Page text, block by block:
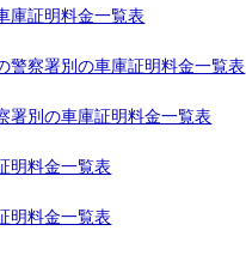
庫証明料金一覧表
警察署別の車庫証明料金一覧表
署別の車庫証明料金一覧表
明料金一覧表
明料金一覧表